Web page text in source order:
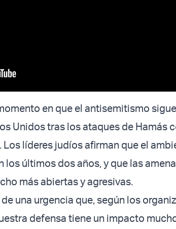
en que el antisemitismo sigue
Unidos tras los ataques de Hamás
líderes judíos afirman que el
últimos dos años, y que las
más abiertas y agresivas.
una urgencia que, según los
defensa tiene un impacto